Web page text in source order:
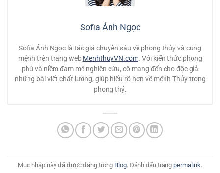
Sofia Ánh Ngọc
Sofia Ánh Ngọc là tác giả chuyên sâu về phong thủy và cung
mệnh trên trang web MenhthuyVN.com. Với kiến thức phong
phú và niềm đam mê nghiên cứu, cô mang đến cho độc giả
những bài viết chất lượng, giúp hiểu rõ hơn về mệnh Thủy trong
phong thỷ.
Mục nhập này đã được đăng trong Blog. Đánh dấu trang permalink.